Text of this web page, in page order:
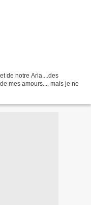
de notre Aria....des
mes amours.... mais je ne